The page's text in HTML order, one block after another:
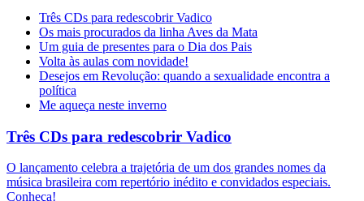
Três CDs para redescobrir Vadico
Os mais procurados da linha Aves da Mata
Um guia de presentes para o Dia dos Pais
Volta às aulas com novidade!
Desejos em Revolução: quando a sexualidade encontra a
política
Me aqueça neste inverno
Três CDs para redescobrir Vadico
O lançamento celebra a trajetória de um dos grandes nomes da
música brasileira com repertório inédito e convidados especiais.
Conheça!